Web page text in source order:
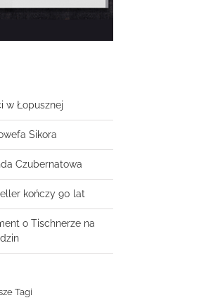
w Łopusznej
Sikora
Czubernatowa
kończy 90 lat
o Tischnerze na
Tagi